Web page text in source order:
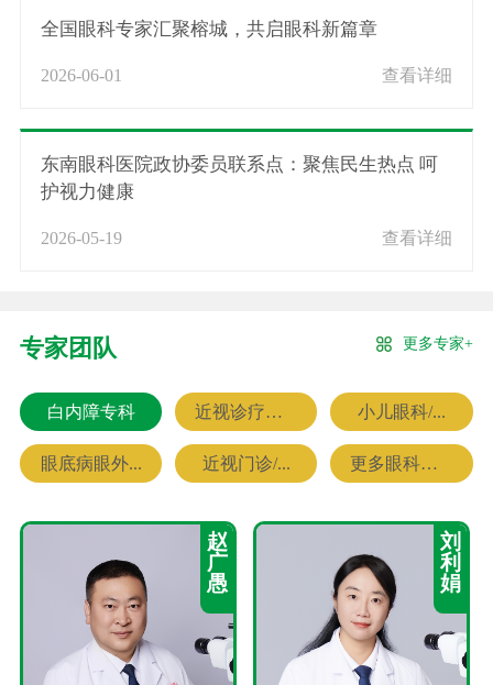
全国眼科专家汇聚榕城，共启眼科新篇章
2026-06-01 查看详细
东南眼科医院政协委员联系点：聚焦民生热点 呵
护视力健康
2026-05-19 查看详细
专家团队 更多专家+
白内障专科 近视诊疗专科 小儿眼科/...
眼底病眼外... 近视门诊/... 更多眼科专家
赵
广
愚
刘
利
娟